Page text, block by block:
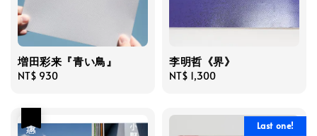
増田彩来『青い鳥』
Regular
NT$ 930
李明哲《界》
Regular
NT$ 1,300
Last one!